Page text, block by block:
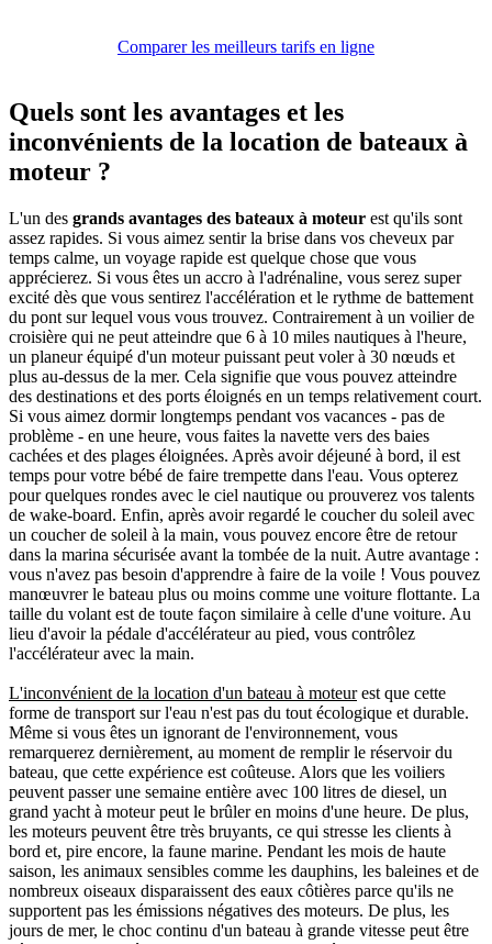
Comparer les meilleurs tarifs en ligne
Quels sont les avantages et les
inconvénients de la location de bateaux à
moteur ?
L'un des grands avantages des bateaux à moteur est qu'ils sont
assez rapides. Si vous aimez sentir la brise dans vos cheveux par
temps calme, un voyage rapide est quelque chose que vous
apprécierez. Si vous êtes un accro à l'adrénaline, vous serez super
excité dès que vous sentirez l'accélération et le rythme de battement
du pont sur lequel vous vous trouvez. Contrairement à un voilier de
croisière qui ne peut atteindre que 6 à 10 miles nautiques à l'heure,
un planeur équipé d'un moteur puissant peut voler à 30 nœuds et
plus au-dessus de la mer. Cela signifie que vous pouvez atteindre
des destinations et des ports éloignés en un temps relativement court.
Si vous aimez dormir longtemps pendant vos vacances - pas de
problème - en une heure, vous faites la navette vers des baies
cachées et des plages éloignées. Après avoir déjeuné à bord, il est
temps pour votre bébé de faire trempette dans l'eau. Vous opterez
pour quelques rondes avec le ciel nautique ou prouverez vos talents
de wake-board. Enfin, après avoir regardé le coucher du soleil avec
un coucher de soleil à la main, vous pouvez encore être de retour
dans la marina sécurisée avant la tombée de la nuit. Autre avantage :
vous n'avez pas besoin d'apprendre à faire de la voile ! Vous pouvez
manœuvrer le bateau plus ou moins comme une voiture flottante. La
taille du volant est de toute façon similaire à celle d'une voiture. Au
lieu d'avoir la pédale d'accélérateur au pied, vous contrôlez
l'accélérateur avec la main.
L'inconvénient de la location d'un bateau à moteurest que cette
forme de transport sur l'eau n'est pas du tout écologique et durable.
Même si vous êtes un ignorant de l'environnement, vous
remarquerez dernièrement, au moment de remplir le réservoir du
bateau, que cette expérience est coûteuse. Alors que les voiliers
peuvent passer une semaine entière avec 100 litres de diesel, un
grand yacht à moteur peut le brûler en moins d'une heure. De plus,
les moteurs peuvent être très bruyants, ce qui stresse les clients à
bord et, pire encore, la faune marine. Pendant les mois de haute
saison, les animaux sensibles comme les dauphins, les baleines et de
nombreux oiseaux disparaissent des eaux côtières parce qu'ils ne
supportent pas les émissions négatives des moteurs. De plus, les
jours de mer, le choc continu d'un bateau à grande vitesse peut être